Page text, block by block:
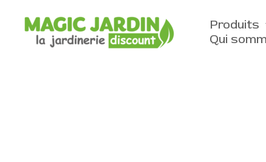
contenu
Produits
Qui